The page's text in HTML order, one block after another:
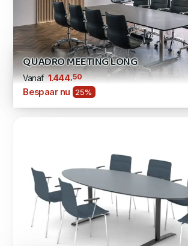
QUADRO MEETING LONG
Vanaf 1.444,50
Bespaar nu 25%